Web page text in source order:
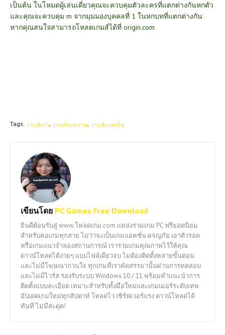
เป็นต้น ในโหมดผู้เล่นเดี่ยวคุณจะควบคุมตัวละครที่แตกต่างกันหกตัว
และคุณจะควบคุม m จากมุมมองบุคคลที่ 1 ในหกบทที่แตกต่างกัน
หากคุณสนใจสามารถโหลดเกมส์ได้ที่ origin.com
Tags: เกมส์เก่า เกมส์สงคราม เกมส์แอคชั่น
เขียนโดย PC Games Free Download
ยินดีต้อนรับสู่ www.โหลดเกม.com แหล่งรวมเกม PC ฟรียอดนิยม
สำหรับคอเกมทุกสาย ไม่ว่าจะเป็นเกมแอคชั่น ผจญภัย เอาตัวรอด
หรือเกมแนวจำลองสถานการณ์ เรารวมเกมคุณภาพไว้ให้คุณ
ดาวน์โหลดได้ง่ายๆ แบบไฟล์เดียวจบ ไม่ต้องติดตั้งหลายขั้นตอน
และไม่มีโฆษณากวนใจ ทุกเกมที่เราคัดสรรมานั้นผ่านการทดสอบ
และไม่มีไวรัส รองรับระบบ Windows 10 / 11 พร้อมคำแนะนำการ
ติดตั้งแบบละเอียด เหมาะสำหรับทั้งมือใหม่และเกมเมอร์ระดับเทพ
อัปเดตเกมใหม่ทุกสัปดาห์ โหลดไว เซิร์ฟเวอร์แรง ดาวน์โหลดได้
ทันที ไม่มีสะดุด!